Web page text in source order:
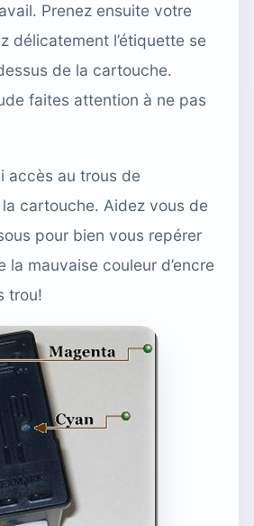
Prenez ensuite votre
délicatement l’étiquette se
de la cartouche.
faites attention à ne pas
accès au trous de
cartouche. Aidez vous de
pour bien vous repérer
la mauvaise couleur d’encre
trou!